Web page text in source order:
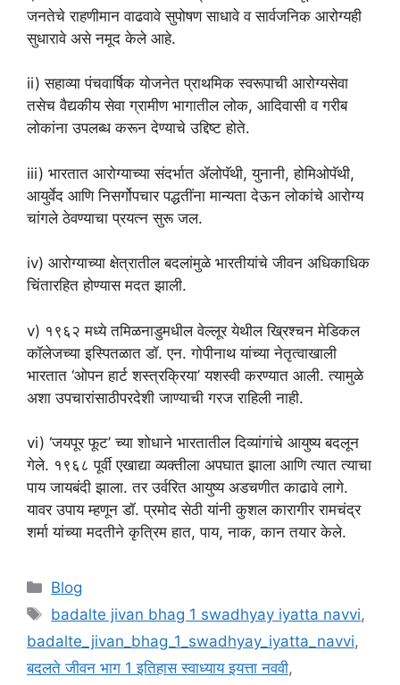
जनतेचे राहणीमान वाढवावे सुपोषण साधावे व सार्वजनिक आरोग्यही
सुधारावे असे नमूद केले आहे.
ii) सहाव्या पंचवार्षिक योजनेत प्राथमिक स्वरूपाची आरोग्यसेवा
तसेच वैद्यकीय सेवा ग्रामीण भागातील लोक, आदिवासी व गरीब
लोकांना उपलब्ध करून देण्याचे उद्दिष्ट होते.
iii) भारतात आरोग्याच्या संदर्भात ॲलोपॅथी, युनानी, होमिओपॅथी,
आयुर्वेद आणि निसर्गोपचार पद्धतींना मान्यता देऊन लोकांचे आरोग्य
चांगले ठेवण्याचा प्रयत्न सुरू जल.
iv) आरोग्याच्या क्षेत्रातील बदलांमुळे भारतीयांचे जीवन अधिकाधिक
चिंतारहित होण्यास मदत झाली.
v) १९६२ मध्ये तमिळनाडुमधील वेल्लूर येथील ख्रिश्चन मेडिकल
कॉलेजच्या इस्पितळात डॉ. एन. गोपीनाथ यांच्या नेतृत्वाखाली
भारतात ‘ओपन हार्ट शस्त्रक्रिया’ यशस्वी करण्यात आली. त्यामुळे
अशा उपचारांसाठीपरदेशी जाण्याची गरज राहिली नाही.
vi) ‘जयपूर फूट’ च्या शोधाने भारतातील दिव्यांगांचे आयुष्य बदलून
गेले. १९६८ पूर्वी एखाद्या व्यक्तीला अपघात झाला आणि त्यात त्याचा
पाय जायबंदी झाला. तर उर्वरित आयुष्य अडचणीत काढावे लागे.
यावर उपाय म्हणून डॉ. प्रमोद सेठी यांनी कुशल कारागीर रामचंद्र
शर्मा यांच्या मदतीने कृत्रिम हात, पाय, नाक, कान तयार केले.
Categories
Blog
Tags
badalte jivan bhag 1 swadhyay iyatta navvi,
badalte_jivan_bhag_1_swadhyay_iyatta_navvi,
बदलते जीवन भाग 1 इतिहास स्वाध्याय इयत्ता नववी,